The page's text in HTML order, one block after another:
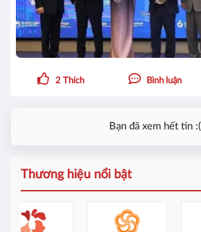
2 Thích Bình luận
Bạn đã xem hết tin :(
Thương hiệu nổi bật